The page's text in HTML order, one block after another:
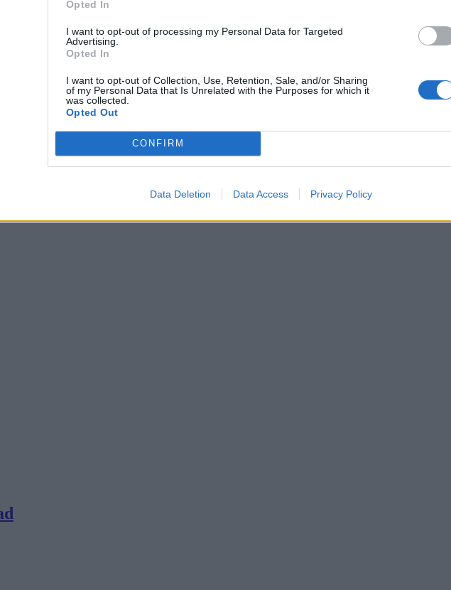
Opted In
I want to opt-out of processing my Personal Data for Targeted
Advertising.
Opted In
I want to opt-out of Collection, Use, Retention, Sale, and/or Sharing
of my Personal Data that Is Unrelated with the Purposes for which it
was collected.
Opted Out
CONFIRM
Data Deletion Data Access Privacy Policy
og Lillestrøm, inkludert Hovedbanen. Ett av sporene inne i Romeriksporten er
og Kongsvingerbanen. Signalproblemene begynte onsdag kveld og ble først løst klokka